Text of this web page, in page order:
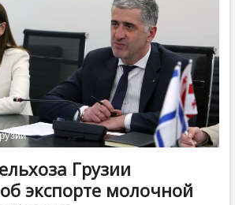
Грузии
экспорте молочной